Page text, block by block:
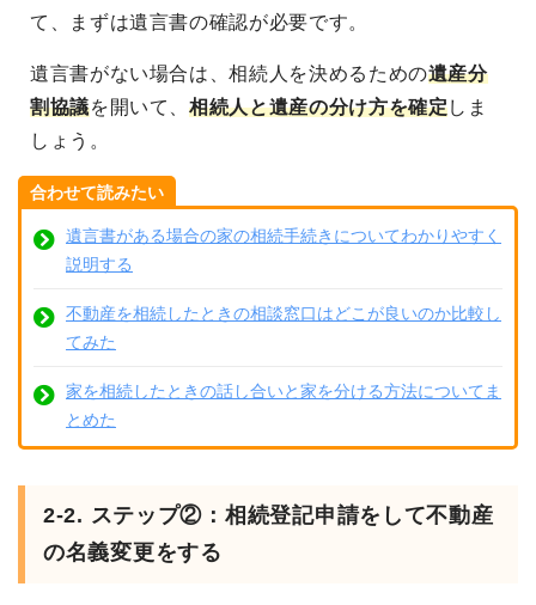
て、まずは遺言書の確認が必要です。
遺言書がない場合は、相続人を決めるための遺産分
割協議を開いて、相続人と遺産の分け方を確定しま
しょう。
合わせて読みたい
遺言書がある場合の家の相続手続きについてわかりやすく
説明する
不動産を相続したときの相談窓口はどこが良いのか比較し
てみた
家を相続したときの話し合いと家を分ける方法についてま
とめた
2-2. ステップ②：相続登記申請をして不動産
の名義変更をする